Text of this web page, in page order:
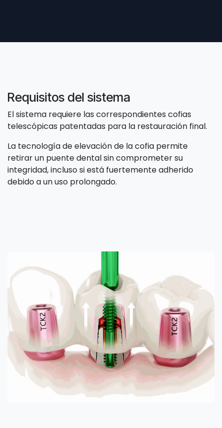
Requisitos del sistema
El sistema requiere las correspondientes cofias
telescópicas patentadas para la restauración final.
La tecnología de elevación de la cofia permite
retirar un puente dental sin comprometer su
integridad, incluso si está fuertemente adherido
debido a un uso prolongado.